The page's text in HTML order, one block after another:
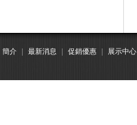
簡介 最新消息 促銷優惠 展示中心